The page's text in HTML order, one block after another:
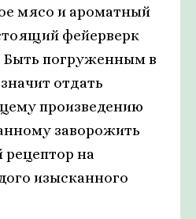
мясо и ароматный
фейерверк
Быть погруженным в
отдать
произведению
заворожить
на
изысканного